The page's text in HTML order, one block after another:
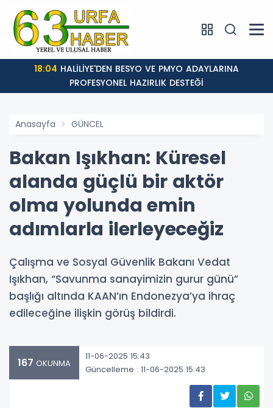
18:04
PROFESYONEL HAZIRLIK DESTEĞİ
Anasayfa GÜNCEL
Bakan Işıkhan: Küresel
alanda güçlü bir aktör
olma yolunda emin
adımlarla ilerleyeceğiz
Çalışma ve Sosyal Güvenlik Bakanı Vedat
Işıkhan, “Savunma sanayimizin gurur günü”
başlığı altında KAAN’ın Endonezya’ya ihraç
edileceğine ilişkin görüş bildirdi.
167 OKUNMA
11-06-2025 15:43
Güncelleme : 11-06-2025 15:43